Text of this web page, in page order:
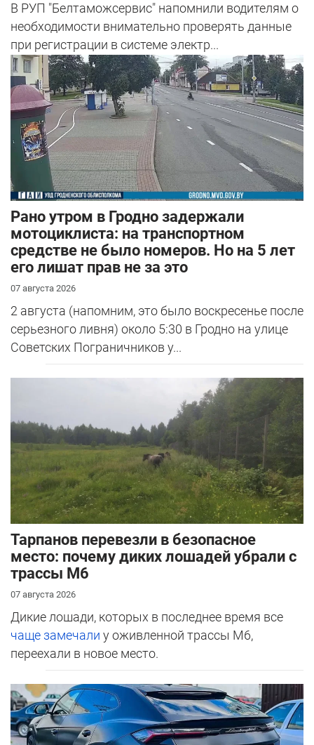
В РУП "Белтаможсервис" напомнили водителям о
необходимости внимательно проверять данные
при регистрации в системе электр...
Рано утром в Гродно задержали
мотоциклиста: на транспортном
средстве не было номеров. Но на 5 лет
его лишат прав не за это
07 августа 2026
2 августа (напомним, это было воскресенье после
серьезного ливня) около 5:30 в Гродно на улице
Советских Пограничников у...
Тарпанов перевезли в безопасное
место: почему диких лошадей убрали с
трассы М6
07 августа 2026
Дикие лошади, которых в последнее время все
чаще замечали у оживленной трассы М6,
переехали в новое место.